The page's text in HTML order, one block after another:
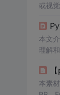
或视觉
本文
理解
本素